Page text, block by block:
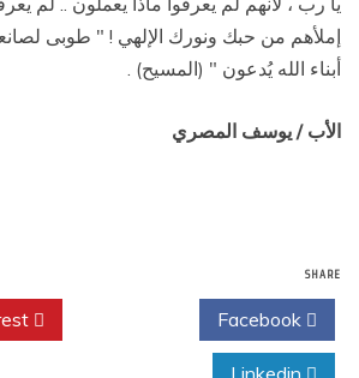
إملأهم من حبك ونورك الإلهي ! " طوبى
أبناء الله يُدعون " (المسيح) .
الأب / يوسف المصري
SHARE